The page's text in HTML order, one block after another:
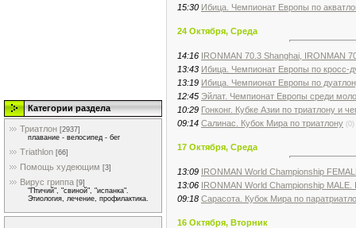
Категории раздела
Триатлон [2937]
плавание - велосипед - бег
Triathlon [66]
Помощь худеющим [3]
Вирус гриппа [9]
"Птичий", "свиной", "испанка".
Этиология, лечение, профилактика.
15:30 Ибица. Чемпионат Европы по
24 Октября, Среда
14:16 IRONMAN 70.3 Shanghai, IRONMAN
13:43 Ибица. Чемпионат Европы по кросс-
13:19 Ибица. Чемпионат Европы по
12:45 Эйлат. Чемпионат Европы среди
10:29 Гонконг. Кубке Азии по триатлону и
09:14 Салинас. Кубок Мира по триатлону (0)
17 Октября, Среда
13:09 IRONMAN World Championship
13:06 IRONMAN World Championship
09:18 Сарасота. Кубок Мира по
16 Октября, Вторник